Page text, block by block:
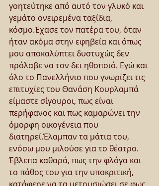
γοητεύτηκε από αυτό τον γλυκό και
γεμάτο ονειρεμένα ταξίδια,
κόσμο.Έχασε τον πατέρα του, όταν
ήταν ακόμα στην εφηβεία και όπως
μου αποκαλύπτει δυστυχώς δεν
πρόλαβε να τον δει ηθοποιό. Εγώ και
όλο το Πανελλήνιο που γνωρίζει τις
επιτυχίες του Θανάση Κουρλαμπά
είμαστε σίγουροι, πως είναι
περήφανος και πως καμαρώνει την
όμορφη οικογένεια που
διατηρεί.Έλαμπαν τα μάτια του,
ενόσω μου μιλούσε για το θέατρο.
Έβλεπα καθαρά, πως την φλόγα και
το πάθος του για την υποκριτική,